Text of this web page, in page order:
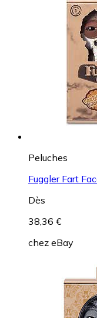
Peluches
Fuggler Fart
Dès
38,36 €
chez eBay